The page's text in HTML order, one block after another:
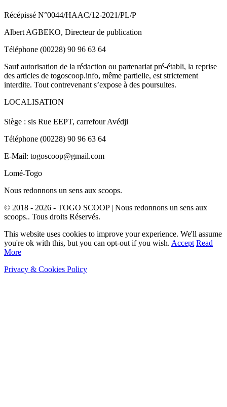
Récépissé N°0044/HAAC/12-2021/PL/P
Albert AGBEKO, Directeur de publication
Téléphone (00228) 90 96 63 64
Sauf autorisation de la rédaction ou partenariat pré-établi, la reprise
des articles de togoscoop.info, même partielle, est strictement
interdite. Tout contrevenant s’expose à des poursuites.
LOCALISATION
Siège : sis Rue EEPT, carrefour Avédji
Téléphone (00228) 90 96 63 64
E-Mail: togoscoop@gmail.com
Lomé-Togo
Nous redonnons un sens aux scoops.
© 2018 - 2026 - TOGO SCOOP | Nous redonnons un sens aux
scoops.. Tous droits Réservés.
This website uses cookies to improve your experience. We'll assume
you're ok with this, but you can opt-out if you wish. Accept Read
More
Privacy & Cookies Policy